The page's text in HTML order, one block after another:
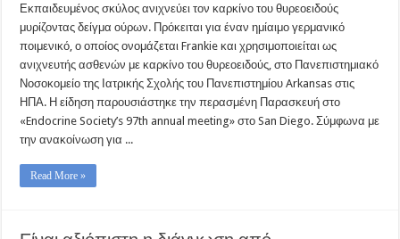
Εκπαιδευμένος σκύλος ανιχνεύει τον καρκίνο του θυρεοειδούς
μυρίζοντας δείγμα ούρων. Πρόκειται για έναν ημίαιμο γερμανικό
ποιμενικό, ο οποίος ονομάζεται Frankie και χρησιμοποιείται ως
ανιχνευτής ασθενών με καρκίνο του θυρεοειδούς, στο Πανεπιστημιακό
Νοσοκομείο της Ιατρικής Σχολής του Πανεπιστημίου Arkansas στις
ΗΠΑ. Η είδηση παρουσιάστηκε την περασμένη Παρασκευή στο
«Endocrine Society’s 97th annual meeting» στο San Diego. Σύμφωνα με
την ανακοίνωση για ...
Read More »